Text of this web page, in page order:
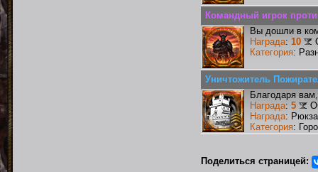
Командный игрок
Вы дошли в
Награда: 10
Категория:
Уничтожитель
Благодаря
Награда: 5
Награда:
Категория:
Поделиться страницей: